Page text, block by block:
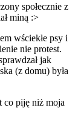
społecznie z
miną :>
wściekłe psy i
nie protest.
jak
(z domu) była
co piję niż moja